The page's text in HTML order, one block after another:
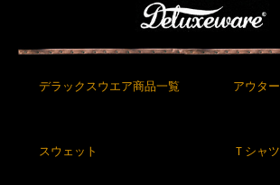
デラックスウエア商品一覧 アウター
スウェット Ｔシャツ